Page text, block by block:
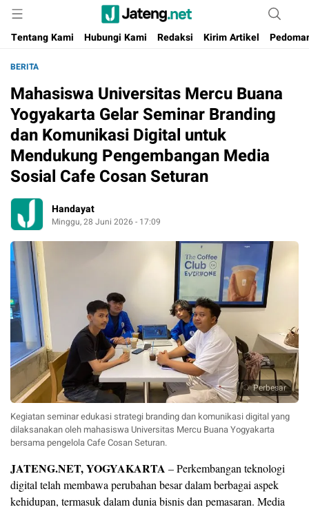
Jateng.net
Portal Media Anak Muda Jawa Tengah
Tentang Kami
Hubungi Kami Redaksi Kirim Artikel
BERITA
Mahasiswa Universitas Mercu Buana
Yogyakarta Gelar Seminar Branding
dan Komunikasi Digital untuk
Mendukung Pengembangan Media
Sosial Cafe Cosan Seturan
Handayat
Minggu, 28 Juni 2026 - 17:09
Perbesar
Kegiatan seminar edukasi strategi branding dan komunikasi digital yang
dilaksanakan oleh mahasiswa Universitas Mercu Buana Yogyakarta
bersama pengelola Cafe Cosan Seturan.
JATENG.NET, YOGYAKARTA – Perkembangan teknologi
digital telah membawa perubahan besar dalam berbagai aspek
kehidupan, termasuk dalam dunia bisnis dan pemasaran. Media